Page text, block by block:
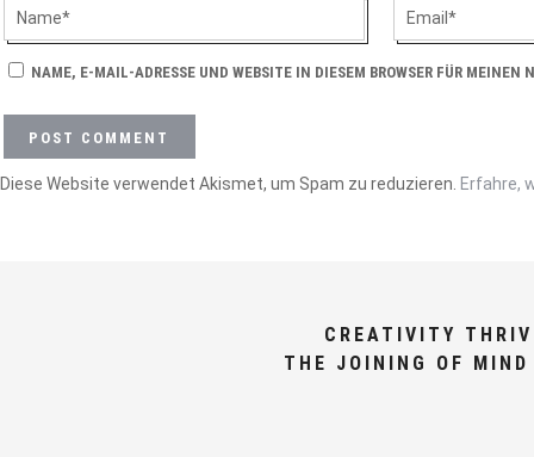
NAME, E-MAIL-ADRESSE UND WEBSITE IN DIESEM BROWSER FÜR MEINEN
Diese Website verwendet Akismet, um Spam zu reduzieren. Erfahre,
CREATIVITY
THE JOINING OF